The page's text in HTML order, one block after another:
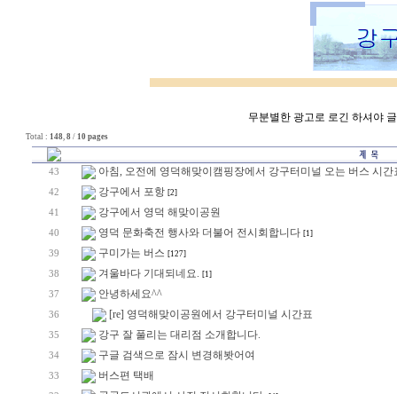
무분별한 광고로 로긴 하셔야
Total : 148, 8 / 10 pages
43 아침, 오전에 영덕해맞이캠핑장에서 강구터미널 오는 버스 시간
42 강구에서 포항 [2]
41 강구에서 영덕 해맞이공원
40 영덕 문화축전 행사와 더불어 전시회합니다 [1]
39 구미가는 버스 [127]
38 겨울바다 기대되네요. [1]
37 안녕하세요^^
36 [re] 영덕해맞이공원에서 강구터미널 시간표
35 강구 잘 풀리는 대리점 소개합니다.
34 구글 검색으로 잠시 변경해봣어여
33 버스편 택배